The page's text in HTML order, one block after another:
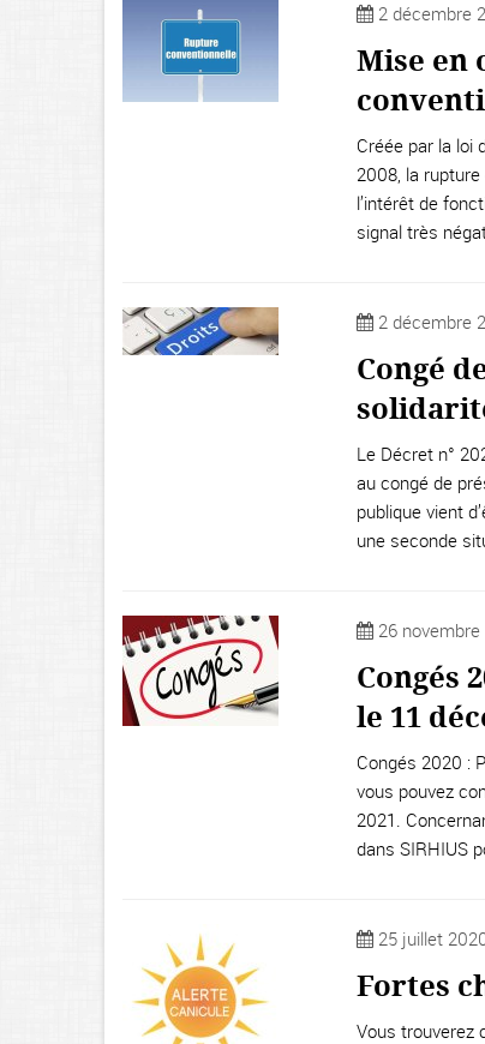
2 décembre
Mise en
Créée par la loi
2008, la
l’intérêt de
signal très
2 décembre
Congé
Le Décret n°
au congé de
publique vient
une seconde
26
Congés
le 11
Congés 2020 :
vous pouvez
2021.
dans SIRHIUS
25 juillet
Fortes
Vous trouverez